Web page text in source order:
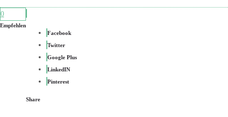
0
Empfehlen
Facebook
Twitter
Google Plus
LinkedIN
Pinterest
Share